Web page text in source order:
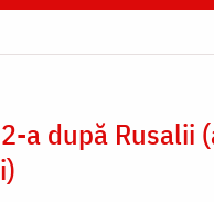
a după Rusalii